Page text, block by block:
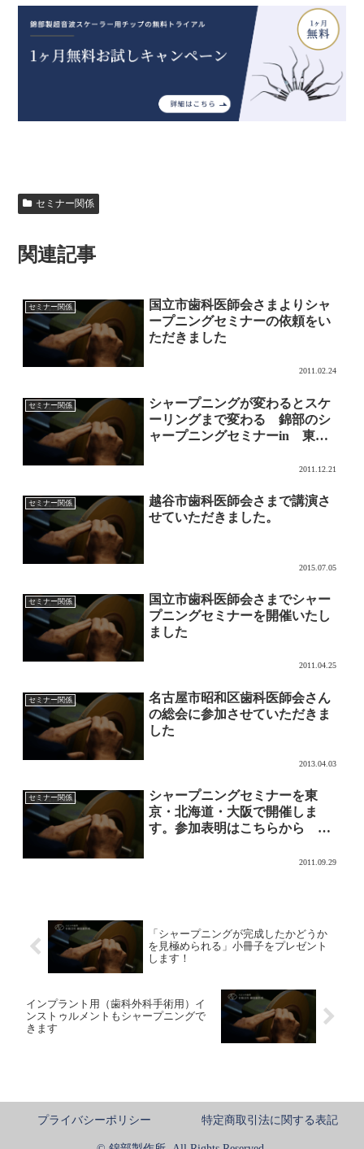
セミナー関係
関連記事
セミナー関係
国立市歯科医師会さまよりシャ
ープニングセミナーの依頼をい
ただきました
2011.02.24
セミナー関係
シャープニングが変わるとスケ
ーリングまで変わる 錦部のシ
ャープニングセミナーin 東京
2011.12.21
セミナー関係
越谷市歯科医師会さまで講演さ
せていただきました。
2015.07.05
セミナー関係
国立市歯科医師会さまでシャー
プニングセミナーを開催いたし
ました
2011.04.25
セミナー関係
名古屋市昭和区歯科医師会さん
の総会に参加させていただきま
した
2013.04.03
セミナー関係
シャープニングセミナーを東
京・北海道・大阪で開催しま
す。参加表明はこちらから
2011.09.29
「シャープニングが完成したかどうか
を見極められる」小冊子をプレゼント
します！
インプラント用（歯科外科手術用）イ
ンストゥルメントもシャープニングで
きます
プライバシーポリシー 特定商取引法に関する表記